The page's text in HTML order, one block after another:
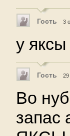
Гость 3
у
Гость 29
Во